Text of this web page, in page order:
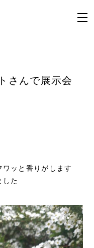
さんで展示会
ッと香りがします
した